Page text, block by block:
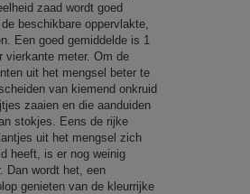
zaad wordt goed
beschikbare oppervlakte,
Een goed gemiddelde is 1
vierkante meter. Om de
uit het mengsel beter te
van kiemend onkruid
zaaien en die aanduiden
stokjes. Eens de rijke
uit het mengsel zich
heeft, is er nog weinig
Dan wordt het, een
genieten van de kleurrijke